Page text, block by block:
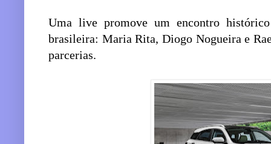
Uma live promove um encontro
brasileira: Maria Rita, Diogo Nogueira e
parcerias.